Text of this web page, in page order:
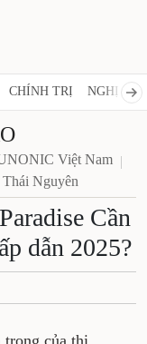
CHÍNH TRỊ NGHỊ
chọn